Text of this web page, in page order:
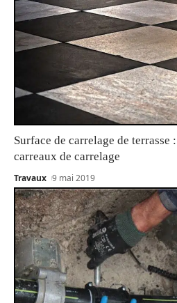
Surface de carrelage de
carreaux de carrelage
Travaux 9 mai 2019